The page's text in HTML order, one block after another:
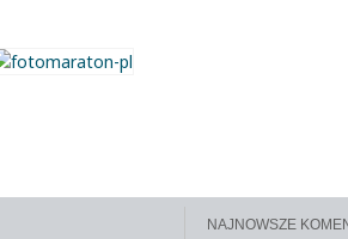
NAJNOWSZE